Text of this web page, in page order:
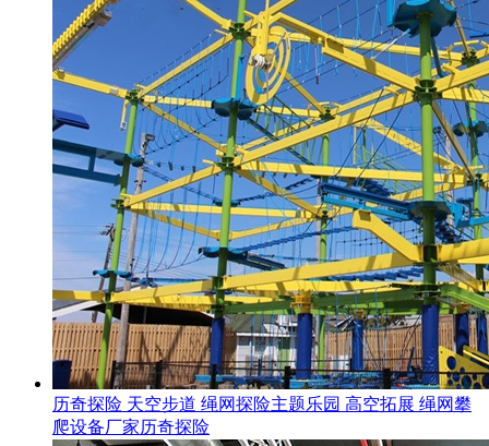
历奇探险 天空步道 绳网探险主题乐园 高空拓展 绳网攀
爬设备厂家历奇探险